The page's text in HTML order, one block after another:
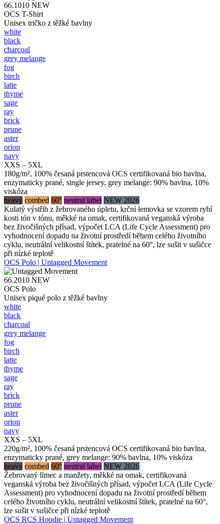
66.1010 NEW
OCS T-Shirt
Unisex tričko z těžké bavlny
white
black
charcoal
grey melange
fog
birch
latte
thyme
sage
ray
brick
prune
aster
orion
navy
XXS – 5XL
180g/m², 100% česaná prstencová OCS certifikovaná bio bavlna,
enzymaticky prané, single jersey, grey melange: 90% bavlna, 10%
viskóza
heavy combed 60° neutral label NEW 2026
Kulatý výstřih z žebrovaného úpletu, krční lemovka se vzorem rybí
kosti tón v tónu, měkké na omak, certifikovaná veganská výroba
bez živočišných přísad, výpočet LCA (Life Cycle Assessment) pro
vyhodnocení dopadu na životní prostředí během celého životního
cyklu, neutrální velikostní štítek, pratelné na 60°, lze sušit v sušičce
při nízké teplotě
OCS Polo | Untagged Movement
66.2010 NEW
OCS Polo
Unisex piqué polo z těžké bavlny
white
black
charcoal
grey melange
fog
birch
latte
thyme
sage
ray
brick
prune
aster
orion
navy
XXS – 5XL
220g/m², 100% česaná prstencová OCS certifikovaná bio bavlna,
enzymaticky prané, grey melange: 90% bavlna, 10% viskóza
heavy combed 60° neutral label NEW 2026
Žebrovaný límec a manžety, měkké na omak, certifikovaná
veganská výroba bez živočišných přísad, výpočet LCA (Life Cycle
Assessment) pro vyhodnocení dopadu na životní prostředí během
celého životního cyklu, neutrální velikostní štítek, pratelné na 60°,
lze sušit v sušičce při nízké teplotě
OCS RCS Hoodie | Untagged Movement